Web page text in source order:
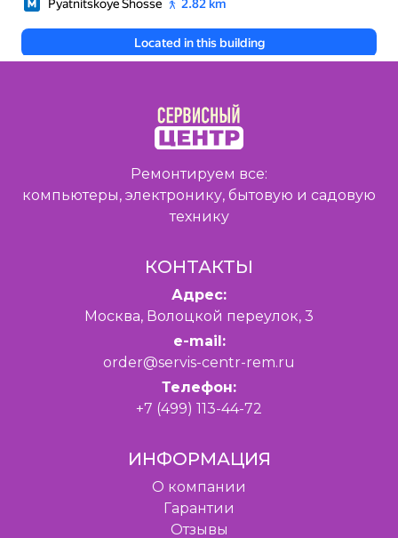
Ремонтируем все:
компьютеры, электронику, бытовую и садовую
технику
КОНТАКТЫ
Адрес:
Москва, Волоцкой переулок, 3
e-mail:
order@servis-centr-rem.ru
Телефон:
+7 (499) 113-44-72
ИНФОРМАЦИЯ
O компании
Гарантии
Отзывы